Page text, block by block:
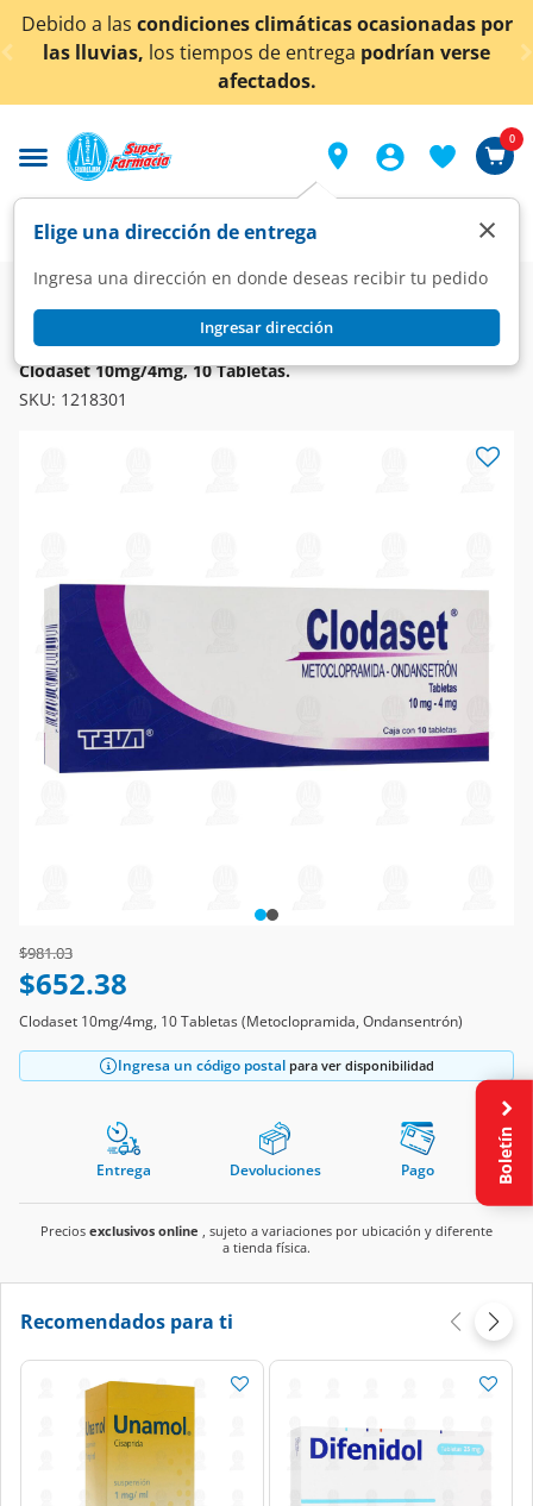
< div class="carousel-inner">
Debido a las condiciones climáticas ocasionadas por
las lluvias, los tiempos de entrega podrían verse
afectados.
Elige una dirección de entrega
Ingresa una dirección en donde deseas recibir tu pedido
Ingresar dirección
×
0
Farmacia Medicina
Digestivo
Amebicidas y Tricomonicidas
CLODASET
Clodaset 10mg/4mg, 10 Tabletas.
SKU: 1218301
Price reduced from
$981.03to
$652.38
Clodaset 10mg/4mg, 10 Tabletas (Metoclopramida, Ondansentrón)
Ingresa un código postal para ver disponibilidad
Entrega Devoluciones Pago
Precios exclusivos online , sujeto a variaciones por ubicación y diferente
a tienda física.
Recomendados para ti
Boletín